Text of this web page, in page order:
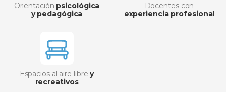
Orientación psicológica
y pedagógica
Docentes con
experiencia profesional
Espacios al aire librey
recreativos